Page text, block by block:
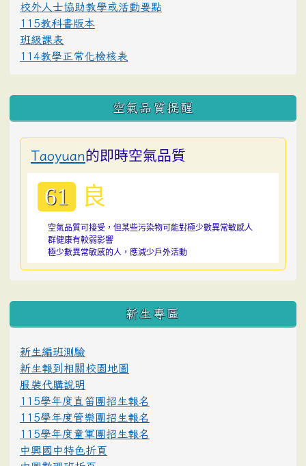
校外人士協助教學或活動要點
115教科書版本
班級課表
114教學正常化檢核表
空氣品質提醒
Taoyuan的即時空氣品質
61 良
空氣品質可接受，但某些污染物可能對極少數異常敏感人
群健康有較弱影響
極少數異常敏感的人，應減少戶外活動
:::
新生專區
新生編班測驗
新生報到相關校園地圖
服裝代購說明
115學年度直笛團招生報名
115學年度管樂團招生報名
115學年度童軍團招生報名
中興國中特色折頁